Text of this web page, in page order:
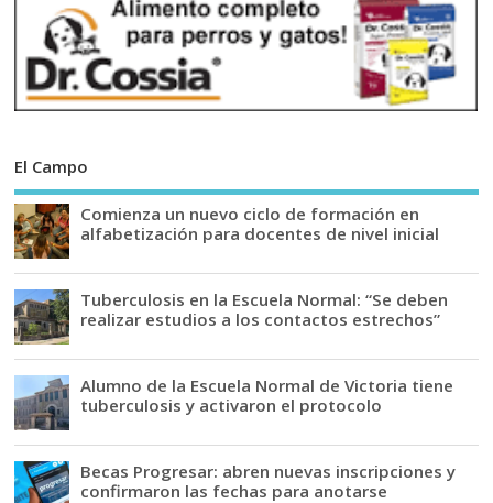
El Campo
Comienza un nuevo ciclo de formación en
alfabetización para docentes de nivel inicial
Tuberculosis en la Escuela Normal: “Se deben
realizar estudios a los contactos estrechos”
Alumno de la Escuela Normal de Victoria tiene
tuberculosis y activaron el protocolo
Becas Progresar: abren nuevas inscripciones y
confirmaron las fechas para anotarse